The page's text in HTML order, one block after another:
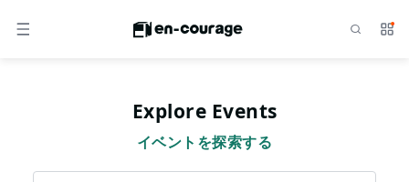
メニュー サ
Explore Events
イベントを探索する